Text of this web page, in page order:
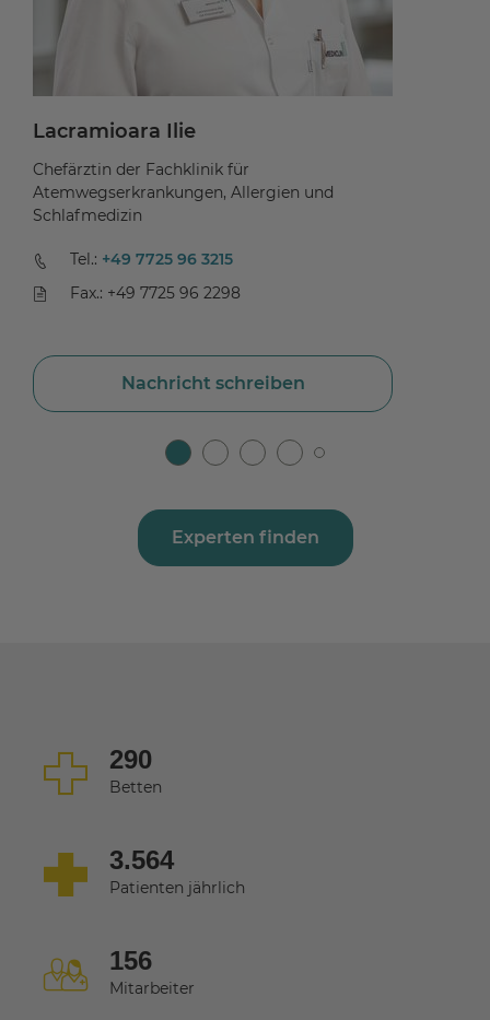
Lacramioara Ilie
Chefärztin der Fachklinik für
Atemwegserkrankungen, Allergien und
Schlafmedizin
Tel.: +49 7725 96 3215
Fax.: +49 7725 96 2298
Nachricht schreiben
Experten finden
Betten
290
Patienten jährlich
3.564
Mitarbeiter
156